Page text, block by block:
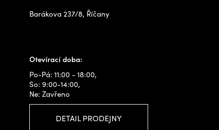
Barákova 237/8, Říčany
Otevírací doba:
Po-Pá: 11:00 - 18:00,
So: 9:00-14:00,
Ne: Zavřeno
DETAIL PRODEJNY